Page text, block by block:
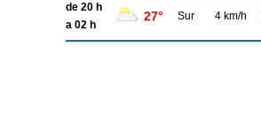
de 20 h
a 02 h
27° Sur 4 km/h